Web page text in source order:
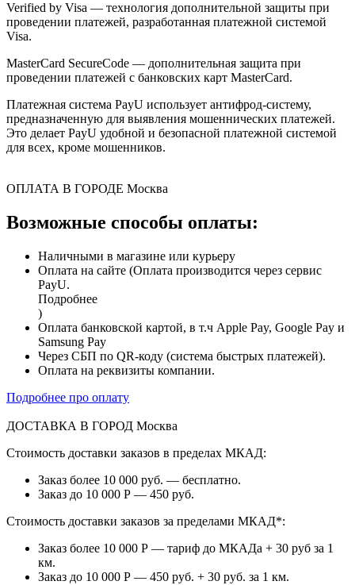
Verified by Visa — технология дополнительной защиты при
проведении платежей, разработанная платежной системой
Visa.
MasterCard SecureCode — дополнительная защита при
проведении платежей с банковских карт MasterCard.
Платежная система PayU использует антифрод-систему,
предназначенную для выявления мошеннических платежей.
Это делает PayU удобной и безопасной платежной системой
для всех, кроме мошенников.
ОПЛАТА В ГОРОДЕ Москва
Возможные способы оплаты:
Наличными в магазине или курьеру
Оплата на сайте (Оплата производится через сервис
PayU.
Подробнее
)
Оплата банковской картой, в т.ч Apple Pay, Google Pay и
Samsung Pay
Через СБП по QR-коду (система быстрых платежей).
Оплата на реквизиты компании.
Подробнее про оплату
ДОСТАВКА В ГОРОД Москва
Стоимость доставки заказов в пределах МКАД:
Заказ более 10 000 руб. — бесплатно.
Заказ до 10 000 Р — 450 руб.
Стоимость доставки заказов за пределами МКАД*:
Заказ более 10 000 Р — тариф до МКАДа + 30 руб за 1
км.
Заказ до 10 000 Р — 450 руб. + 30 руб. за 1 км.